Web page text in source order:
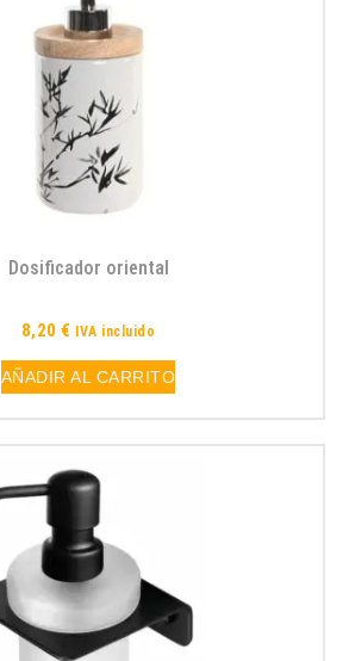
Dosificador oriental
8,20 € IVA incluido
AÑADIR AL CARRITO